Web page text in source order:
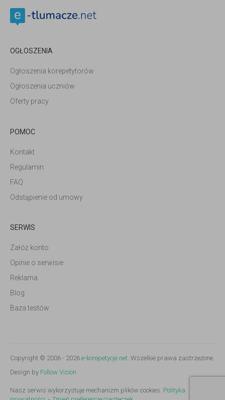
OGŁOSZENIA
Ogłoszenia korepetytorów
Ogłoszenia uczniów
Oferty pracy
POMOC
Kontakt
Regulamin
FAQ
Odstąpienie od umowy
SERWIS
Załóż konto
Opinie o serwisie
Reklama
Blog
Baza testów
Copyright © 2006 - 2026 e-korepetycje.net. Wszelkie prawa zastrzeżone.
Design by Follow Vision
Nasz serwis wykorzystuje mechanizm plików cookies. Polityka